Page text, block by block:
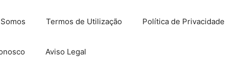
Termos de Utilização Política de Privacidade
Aviso Legal